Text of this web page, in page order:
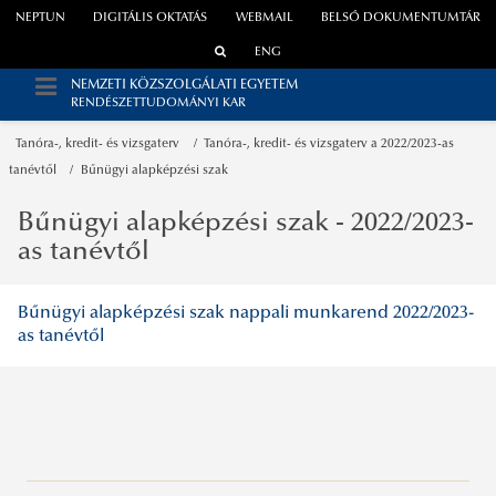
WEBMAIL
NEPTUN DIGITÁLIS OKTATÁS BELSŐ DOKUMENTUMTÁR
ENG
NEMZETI KÖZSZOLGÁLATI EGYETEM
RENDÉSZETTUDOMÁNYI KAR
Tanóra-, kredit- és vizsgaterv Tanóra-, kredit- és vizsgaterv a 2022/2023-as
tanévtől Bűnügyi alapképzési szak
Bűnügyi alapképzési szak - 2022/2023-
as tanévtől
Bűnügyi alapképzési szak nappali munkarend 2022/2023-
as tanévtől